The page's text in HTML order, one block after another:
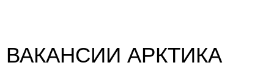
ВАКАНСИИ АРКТИКА